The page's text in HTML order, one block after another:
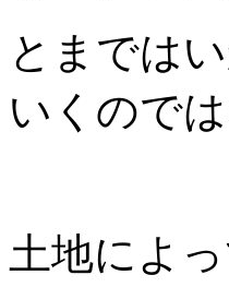
とまでは
いくので
土地によ